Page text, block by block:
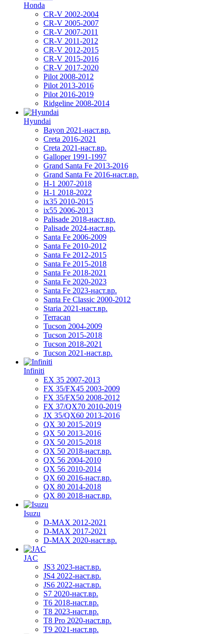
Honda
CR-V 2002-2004
CR-V 2005-2007
CR-V 2007-2011
CR-V 2011-2012
CR-V 2012-2015
CR-V 2015-2016
CR-V 2017-2020
Pilot 2008-2012
Pilot 2013-2016
Pilot 2016-2019
Ridgeline 2008-2014
Hyundai
Bayon 2021-наст.вр.
Creta 2016-2021
Creta 2021-наст.вр.
Galloper 1991-1997
Grand Santa Fe 2013-2016
Grand Santa Fe 2016-наст.вр.
H-1 2007-2018
H-1 2018-2022
ix35 2010-2015
ix55 2006-2013
Palisade 2018-наст.вр.
Palisade 2024-наст.вр.
Santa Fe 2006-2009
Santa Fe 2010-2012
Santa Fe 2012-2015
Santa Fe 2015-2018
Santa Fe 2018-2021
Santa Fe 2020-2023
Santa Fe 2023-наст.вр.
Santa Fe Classic 2000-2012
Staria 2021-наст.вр.
Terracan
Tucson 2004-2009
Tucson 2015-2018
Tucson 2018-2021
Tucson 2021-наст.вр.
Infiniti
EX 35 2007-2013
FX 35/FX45 2003-2009
FX 35/FX50 2008-2012
FX 37/QX70 2010-2019
JX 35/QX60 2013-2016
QX 30 2015-2019
QX 50 2013-2016
QX 50 2015-2018
QX 50 2018-наст.вр.
QX 56 2004-2010
QX 56 2010-2014
QX 60 2016-наст.вр.
QX 80 2014-2018
QX 80 2018-наст.вр.
Isuzu
D-MAX 2012-2021
D-MAX 2017-2021
D-MAX 2020-наст.вр.
JAC
JS3 2023-наст.вр.
JS4 2022-наст.вр.
JS6 2022-наст.вр.
S7 2020-наст.вр.
T6 2018-наст.вр.
T8 2023-наст.вр.
T8 Pro 2020-наст.вр.
T9 2021-наст.вр.